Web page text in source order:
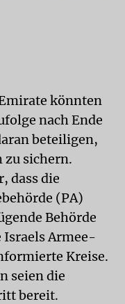
könnten
nach Ende
beteiligen,
zu sichern.
dass die
(PA)
Behörde
Israels Armee-
Kreise.
seien die
bereit.